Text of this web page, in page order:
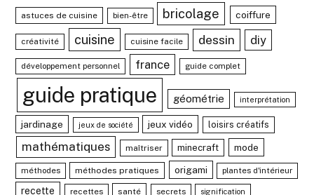
astuces de cuisine bien-être bricolage coiffure
créativité cuisine cuisine facile dessin diy
développement personnel france guide complet
guide pratique géométrie interprétation
jardinage jeux de société jeux vidéo loisirs créatifs
mathématiques maîtriser minecraft mode
méthodes méthodes pratiques origami plantes d'intérieur
recette recettes santé secrets signification